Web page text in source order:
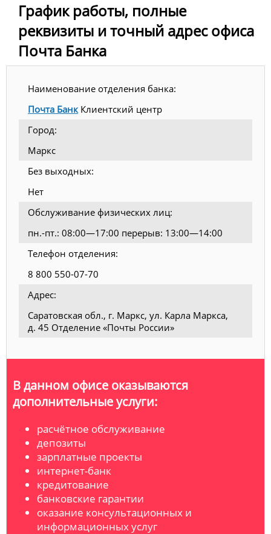
График работы, полные
реквизиты и точный адрес офиса
Почта Банка
Наименование отделения банка:
Почта БанкКлиентский центр
Город:
Маркс
Без выходных:
Нет
Обслуживание физических лиц:
пн.-пт.: 08:00—17:00 перерыв: 13:00—14:00
Телефон отделения:
8 800 550-07-70
Адрес:
Саратовская обл., г. Маркс, ул. Карла Маркса,
д. 45 Отделение «Почты России»
В данном офисе оказываются
дополнительные услуги:
расчётное обслуживание
депозиты
зарплатные проекты
интернет-банк
кредитование
банковские гарантии
оказание консультационных и
информационных услуг